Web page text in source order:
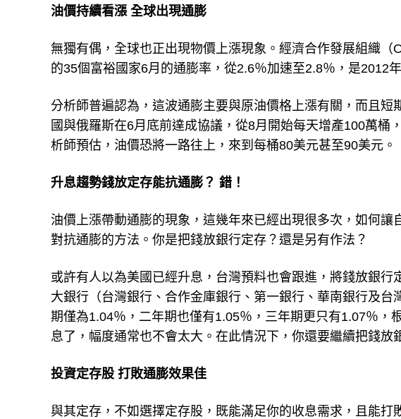
油價持續看漲 全球出現通膨
無獨有偶，全球也正出現物價上漲現象。經濟合作發展組織
的35個富裕國家6月的通膨率，從2.6％加速至2.8％，是2012
分析師普遍認為，這波通膨主要與原油價格上漲有關，而且
國與俄羅斯在6月底前達成協議，從8月開始每天增產100萬桶
析師預估，油價恐將一路往上，來到每桶80美元甚至90美元。
升息趨勢錢放定存能抗通膨？ 錯！
油價上漲帶動通膨的現象，這幾年來已經出現很多次，如何
對抗通膨的方法。你是把錢放銀行定存？還是另有作法？
或許有人以為美國已經升息，台灣預料也會跟進，將錢放銀
大銀行（台灣銀行、合作金庫銀行、第一銀行、華南銀行及
期僅為1.04％，二年期也僅有1.05％，三年期更只有1.07％，
息了，幅度通常也不會太大。在此情況下，你還要繼續把錢放
投資定存股 打敗通膨效果佳
與其定存，不如選擇定存股，既能滿足你的收息需求，且能